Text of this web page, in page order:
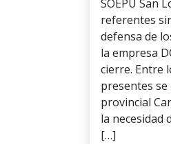
SOEPU San
referentes
defensa de
la empresa
cierre. Entre
presentes
provincial
la necesidad
[…]